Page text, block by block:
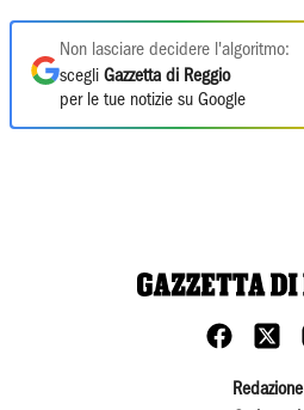
Non lasciare decidere l'algoritmo:
scegli Gazzetta di Reggio
per le tue notizie su Google
Redazione